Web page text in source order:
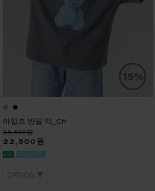
15%
아일즈 반팔 티_CH
26,800원
22,800원
OPTION